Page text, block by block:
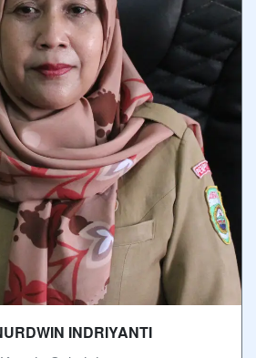
INDRIYANTI